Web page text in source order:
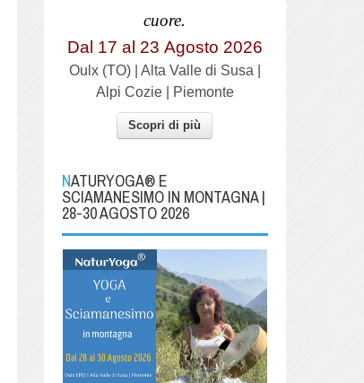
cuore.
Dal 17 al 23 Agosto 2026
Oulx (TO) | Alta Valle di Susa |
Alpi Cozie | Piemonte
Scopri di più
NATURYOGA® E
SCIAMANESIMO IN MONTAGNA |
28-30 AGOSTO 2026